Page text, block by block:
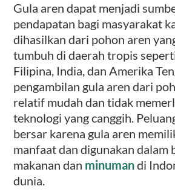
Gula aren dapat menjadi
pendapatan bagi masyarakat
dihasilkan dari pohon aren
tumbuh di daerah tropis
Filipina, India, dan Amerika
pengambilan gula aren dari
relatif mudah dan tidak
teknologi yang canggih.
bersar karena gula aren
manfaat dan digunakan dalam
makanan dan minumandi
dunia.